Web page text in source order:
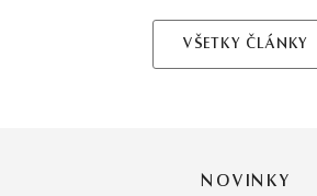
VŠETKY ČLÁNKY
NOVINKY